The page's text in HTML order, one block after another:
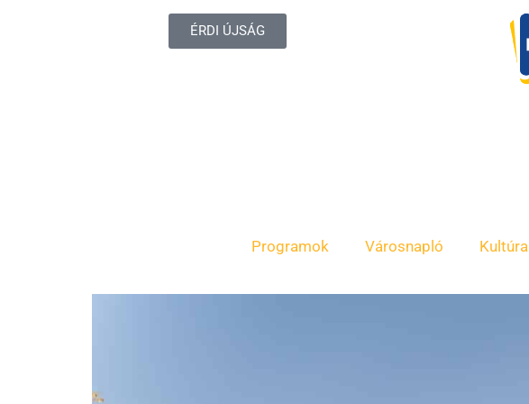
ÉRDI ÚJSÁG
Programok Városnapló Kultúra